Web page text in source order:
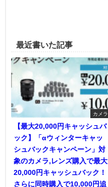
最近書いた記事
カメラ
【最大20,000円キャッシュバ
ック】「αウィンターキャッ
シュバックキャンペーン」対
象のカメラ,レンズ購入で最大
20,000円キャッシュバック！
さらに同時購入で10,000円追